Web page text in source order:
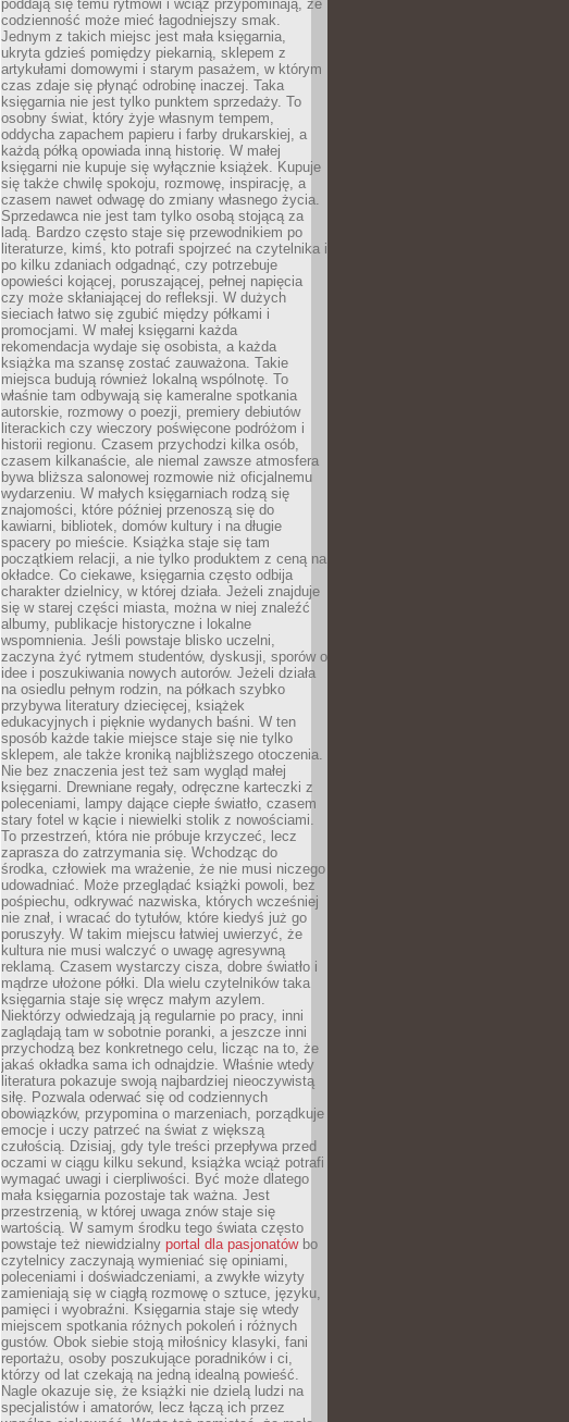
poddają się temu rytmowi i wciąż przypominają, że
codzienność może mieć łagodniejszy smak.
Jednym z takich miejsc jest mała księgarnia,
ukryta gdzieś pomiędzy piekarnią, sklepem z
artykułami domowymi i starym pasażem, w którym
czas zdaje się płynąć odrobinę inaczej. Taka
księgarnia nie jest tylko punktem sprzedaży. To
osobny świat, który żyje własnym tempem,
oddycha zapachem papieru i farby drukarskiej, a
każdą półką opowiada inną historię. W małej
księgarni nie kupuje się wyłącznie książek. Kupuje
się także chwilę spokoju, rozmowę, inspirację, a
czasem nawet odwagę do zmiany własnego życia.
Sprzedawca nie jest tam tylko osobą stojącą za
ladą. Bardzo często staje się przewodnikiem po
literaturze, kimś, kto potrafi spojrzeć na czytelnika i
po kilku zdaniach odgadnąć, czy potrzebuje
opowieści kojącej, poruszającej, pełnej napięcia
czy może skłaniającej do refleksji. W dużych
sieciach łatwo się zgubić między półkami i
promocjami. W małej księgarni każda
rekomendacja wydaje się osobista, a każda
książka ma szansę zostać zauważona. Takie
miejsca budują również lokalną wspólnotę. To
właśnie tam odbywają się kameralne spotkania
autorskie, rozmowy o poezji, premiery debiutów
literackich czy wieczory poświęcone podróżom i
historii regionu. Czasem przychodzi kilka osób,
czasem kilkanaście, ale niemal zawsze atmosfera
bywa bliższa salonowej rozmowie niż oficjalnemu
wydarzeniu. W małych księgarniach rodzą się
znajomości, które później przenoszą się do
kawiarni, bibliotek, domów kultury i na długie
spacery po mieście. Książka staje się tam
początkiem relacji, a nie tylko produktem z ceną na
okładce. Co ciekawe, księgarnia często odbija
charakter dzielnicy, w której działa. Jeżeli znajduje
się w starej części miasta, można w niej znaleźć
albumy, publikacje historyczne i lokalne
wspomnienia. Jeśli powstaje blisko uczelni,
zaczyna żyć rytmem studentów, dyskusji, sporów o
idee i poszukiwania nowych autorów. Jeżeli działa
na osiedlu pełnym rodzin, na półkach szybko
przybywa literatury dziecięcej, książek
edukacyjnych i pięknie wydanych baśni. W ten
sposób każde takie miejsce staje się nie tylko
sklepem, ale także kroniką najbliższego otoczenia.
Nie bez znaczenia jest też sam wygląd małej
księgarni. Drewniane regały, odręczne karteczki z
poleceniami, lampy dające ciepłe światło, czasem
stary fotel w kącie i niewielki stolik z nowościami.
To przestrzeń, która nie próbuje krzyczeć, lecz
zaprasza do zatrzymania się. Wchodząc do
środka, człowiek ma wrażenie, że nie musi niczego
udowadniać. Może przeglądać książki powoli, bez
pośpiechu, odkrywać nazwiska, których wcześniej
nie znał, i wracać do tytułów, które kiedyś już go
poruszyły. W takim miejscu łatwiej uwierzyć, że
kultura nie musi walczyć o uwagę agresywną
reklamą. Czasem wystarczy cisza, dobre światło i
mądrze ułożone półki. Dla wielu czytelników taka
księgarnia staje się wręcz małym azylem.
Niektórzy odwiedzają ją regularnie po pracy, inni
zaglądają tam w sobotnie poranki, a jeszcze inni
przychodzą bez konkretnego celu, licząc na to, że
jakaś okładka sama ich odnajdzie. Właśnie wtedy
literatura pokazuje swoją najbardziej nieoczywistą
siłę. Pozwala oderwać się od codziennych
obowiązków, przypomina o marzeniach, porządkuje
emocje i uczy patrzeć na świat z większą
czułością. Dzisiaj, gdy tyle treści przepływa przed
oczami w ciągu kilku sekund, książka wciąż potrafi
wymagać uwagi i cierpliwości. Być może dlatego
mała księgarnia pozostaje tak ważna. Jest
przestrzenią, w której uwaga znów staje się
wartością. W samym środku tego świata często
powstaje też niewidzialny portal dla pasjonatówbo
czytelnicy zaczynają wymieniać się opiniami,
poleceniami i doświadczeniami, a zwykłe wizyty
zamieniają się w ciągłą rozmowę o sztuce, języku,
pamięci i wyobraźni. Księgarnia staje się wtedy
miejscem spotkania różnych pokoleń i różnych
gustów. Obok siebie stoją miłośnicy klasyki, fani
reportażu, osoby poszukujące poradników i ci,
którzy od lat czekają na jedną idealną powieść.
Nagle okazuje się, że książki nie dzielą ludzi na
specjalistów i amatorów, lecz łączą ich przez